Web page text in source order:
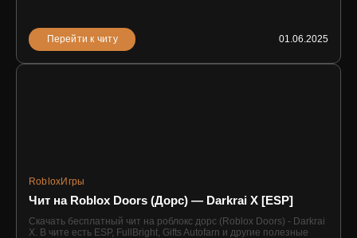
Перейти к читу 01.06.2025
RobloxИгры
Чит на Roblox Doors (Дорс) — Darkrai X [ESP]
Скачать бесплатный чит на роблокс дорс (Roblox Doors) - Darkrai
X. В чите есть ESP, FullBright, Gifts Autofarn и другие полезные